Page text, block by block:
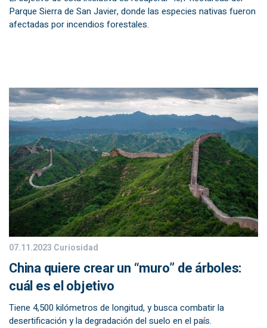
Parque Sierra de San Javier, donde las especies nativas fueron
afectadas por incendios forestales.
07.11.2023 Curiosidad
China quiere crear un “muro” de árboles:
cuál es el objetivo
Tiene 4,500 kilómetros de longitud, y busca combatir la
desertificación y la degradación del suelo en el país.